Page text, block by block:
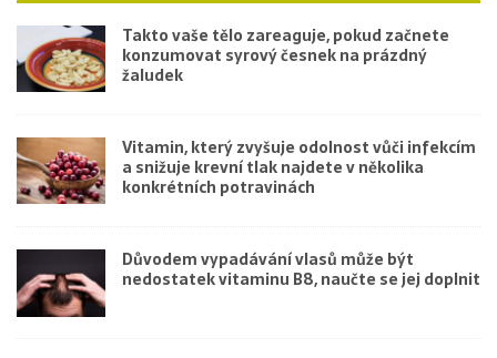
Takto vaše tělo zareaguje, pokud začnete
konzumovat syrový česnek na prázdný
žaludek
Vitamin, který zvyšuje odolnost vůči infekcím
a snižuje krevní tlak najdete v několika
konkrétních potravinách
Důvodem vypadávání vlasů může být
nedostatek vitaminu B8, naučte se jej doplnit